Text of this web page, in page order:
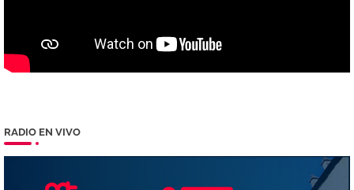
RADIO EN VIVO